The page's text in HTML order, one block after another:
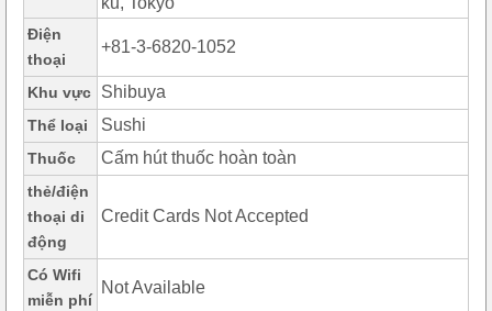
Điện
thoại
+81-3-6820-1052
Khu vực Shibuya
Thể loại Sushi
Thuốc Cấm hút thuốc hoàn toàn
thẻ/điện
thoại di
động
Credit Cards Not Accepted
Có Wifi
miễn phí
Not Available